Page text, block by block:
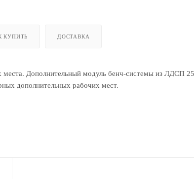
КУПИТЬ ДОСТАВКА
места. Дополнительный модуль бенч-системы из
дополнительных рабочих мест.